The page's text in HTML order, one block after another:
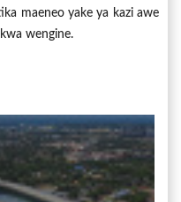
maeneo yake ya kazi awe
wengine.